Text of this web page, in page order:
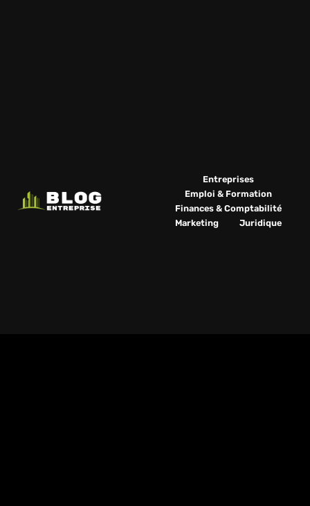
Entreprises
Emploi & Formation
Finances & Comptabilité
Marketing
Juridique